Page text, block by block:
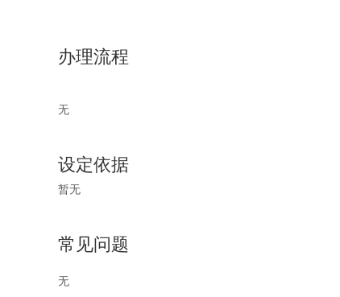
办理流程
无
设定依据
暂无
常见问题
无